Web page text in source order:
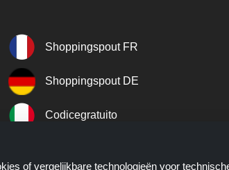
Shoppingspout FR
Shoppingspout DE
Codicegratuito
of vergelijkbare technologieën voor